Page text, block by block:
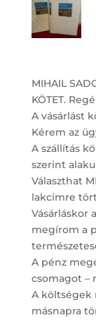
MIHAIL
KÖTET.
A vásárlást
Kérem az
A szállítás
szerint
Választhat
lakcímre
Vásárláskor
megírom a
A pénz
csomagot –
A költségek
másnapra